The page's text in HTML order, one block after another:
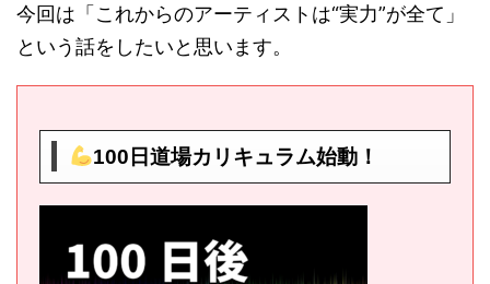
今回は「これからのアーティストは“実力”が全て」
という話をしたいと思います。
100日道場カリキュラム始動！